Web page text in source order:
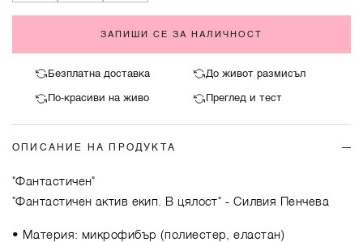
ЗАПИШИ СЕ ЗА НАЛИЧНОСТ
Безплатна доставка До живот размисъл
По-красиви на живо Преглед и тест
ОПИСАНИЕ НА ПРОДУКТА
"Фантастичен"
"Фантастичен актив екип. В цялост" - Силвия Пенчева
• Материя: микрофибър (полиестер, еластан)